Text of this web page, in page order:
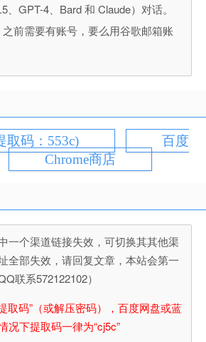
、GPT-4、Bard 和 Claude）对话。
前需要有账号，要么用谷歌邮箱账
取码：553c)
百度
Chrome商店
一个渠道链接失效，可切换其其他渠
全部失效，请回复文章，本站会第一
联系572122102）
取码”（或解压密码），百度网盘或蓝
况下提取码一律为“cj5c”